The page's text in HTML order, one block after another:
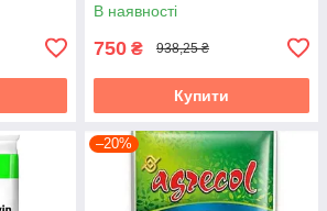
В наявності
750 ₴ 938,25 ₴
Купити
–20%